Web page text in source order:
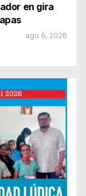
en gira
ago 6, 2026